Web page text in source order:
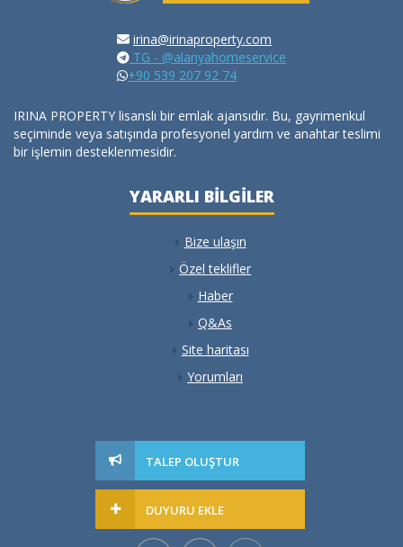
irina@irinaproperty.com
TG - @alanyahomeservice
+90 539 207 92 74
IRINA PROPERTY lisanslı bir emlak ajansıdır. Bu, gayrimenkul
seçiminde veya satışında profesyonel yardım ve anahtar teslimi
bir işlemin desteklenmesidir.
YARARLI BILGILER
Bize ulaşın
Özel teklifler
Haber
Q&As
Site haritası
Yorumları
TALEP OLUŞTUR
DUYURU EKLE